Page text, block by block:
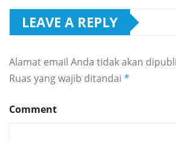
LEAVE A REPLY
Alamat email Anda tidak akan
Ruas yang wajib ditandai *
Comment